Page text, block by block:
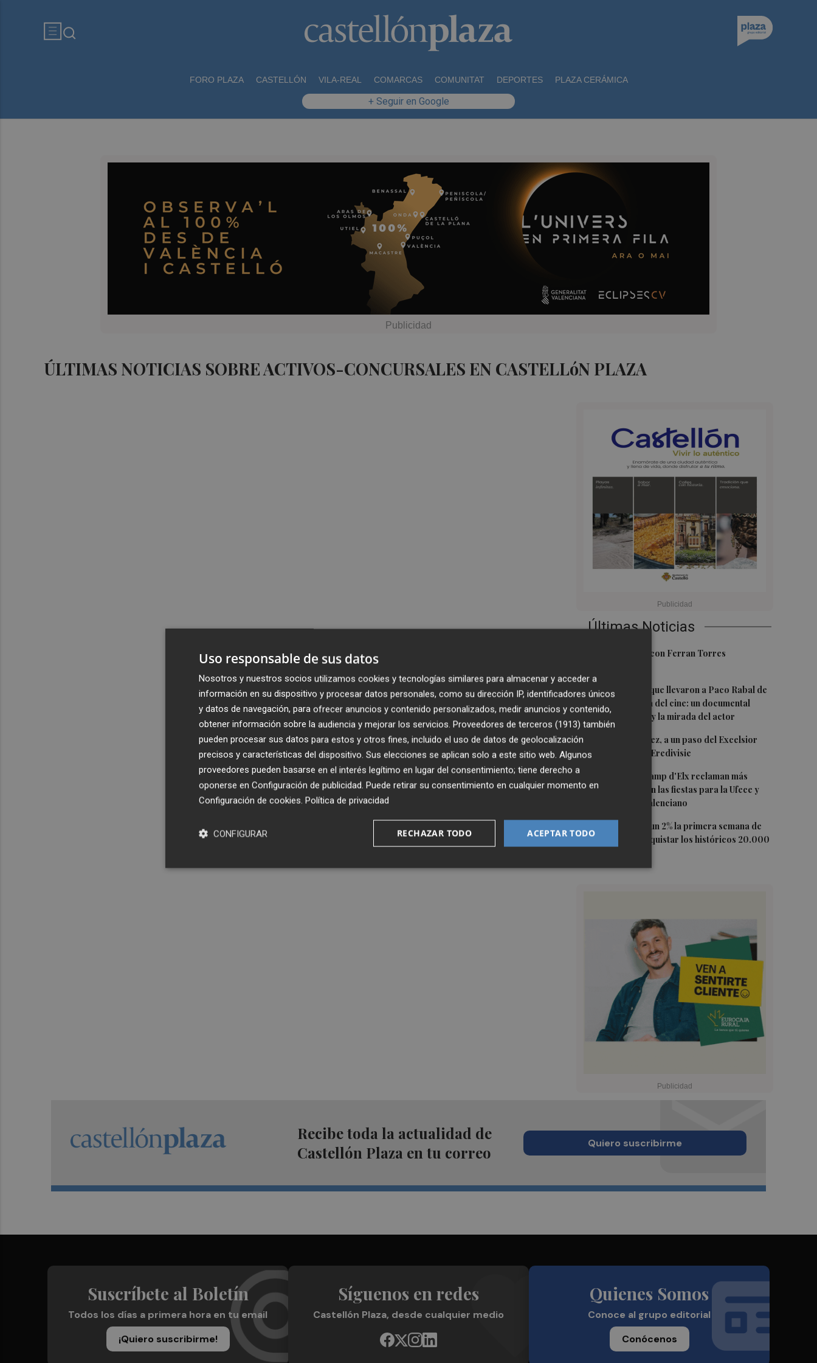
FORO PLAZA CASTELLÓN VILA-REAL COMARCAS COMUNITAT DEPORTES PLAZA CERÁMICA
+ Seguir en Google
ÚLTIMAS NOTICIAS SOBRE ACTIVOS-CONCURSALES EN CASTELLóN PLAZA
Últimas Noticias
Foios se vuelca con Ferran Torres
2 Las '200 vidas' que llevaron a Paco Rabal de
Águilas a la cima del cine: un documental
recupera la voz y la mirada del actor
3
Mario Domínguez, a un paso del Excelsior
Róterdam de la Eredivisie
4
Entidades del Camp d'Elx reclaman más
protagonismo en las fiestas para la Ufece y
conciertos en valenciano
5 El Ibex 35 sube un 2% la primera semana de
agosto tras conquistar los históricos 20.000
Recibe toda la actualidad de
Castellón Plaza en tu correo
Quiero suscribirme
Suscríbete al Boletín
Todos los días a primera hora en tu email
¡Quiero suscribirme!
Síguenos en redes
Castellón Plaza, desde cualquier medio
Quienes Somos
Conoce al grupo editorial
Conócenos
Uso responsable de sus datos
Nosotros y nuestros socios utilizamos cookies y tecnologías similares para almacenar y acceder a
información en su dispositivo y procesar datos personales, como su dirección IP, identificadores únicos
y datos de navegación, para ofrecer anuncios y contenido personalizados, medir anuncios y contenido,
obtener información sobre la audiencia y mejorar los servicios. Proveedores de terceros (1913) también
pueden procesar sus datos para estos y otros fines, incluido el uso de datos de geolocalización
precisos y características del dispositivo. Sus elecciones se aplican solo a este sitio web. Algunos
proveedores pueden basarse en el interés legítimo en lugar del consentimiento; tiene derecho a
oponerse en Configuración de publicidad. Puede retirar su consentimiento en cualquier momento en
Configuración de cookies. Política de privacidad
ACEPTAR TODO
RECHAZAR TODO
CONFIGURAR